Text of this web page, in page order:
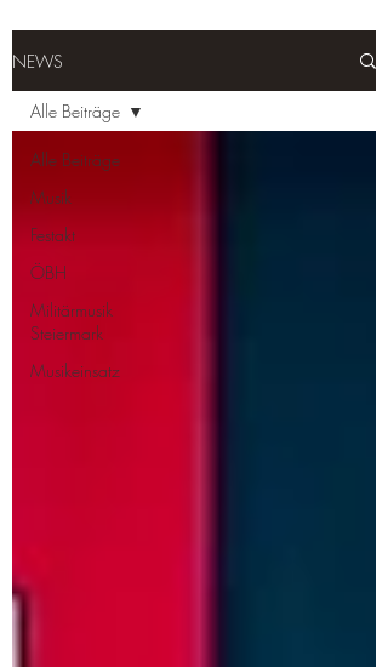
NEWS
Alle Beiträge
Musik
Festakt
ÖBH
Militärmusik
Steiermark
Musikeinsatz
Alle Beiträge